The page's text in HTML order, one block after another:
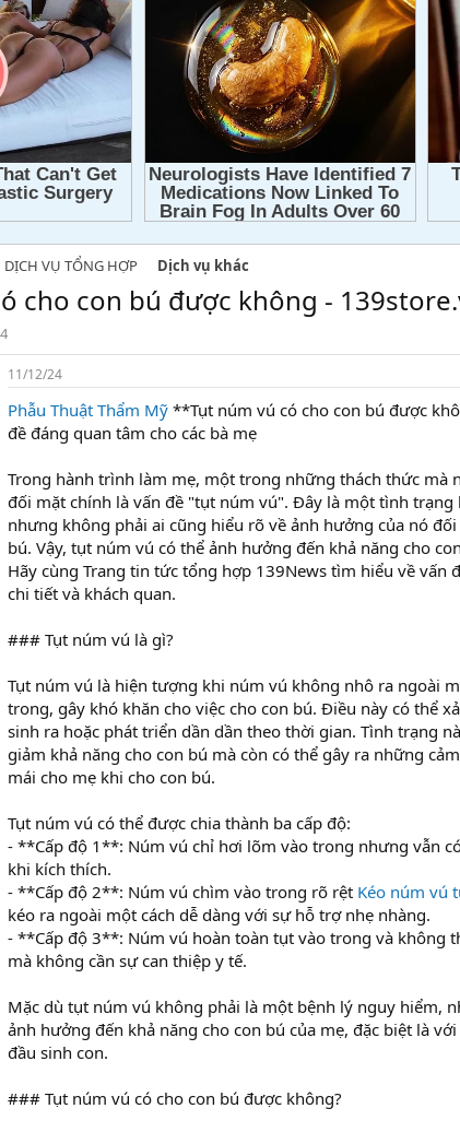
VỤ TỔNG HỢP Dịch vụ khác
cho con bú được không -
11/12/24
Phẫu Thuật Thẩm Mỹ **Tụt núm vú có cho con bú được
đề đáng quan tâm cho các bà mẹ
Trong hành trình làm mẹ, một trong những thách thức mà
đối mặt chính là vấn đề "tụt núm vú". Đây là một tình trạng
nhưng không phải ai cũng hiểu rõ về ảnh hưởng của nó
bú. Vậy, tụt núm vú có thể ảnh hưởng đến khả năng cho
Hãy cùng Trang tin tức tổng hợp 139News tìm hiểu về vấn
chi tiết và khách quan.
### Tụt núm vú là gì?
Tụt núm vú là hiện tượng khi núm vú không nhô ra ngoài
trong, gây khó khăn cho việc cho con bú. Điều này có thể
sinh ra hoặc phát triển dần dần theo thời gian. Tình trạng
giảm khả năng cho con bú mà còn có thể gây ra những
mái cho mẹ khi cho con bú.
Tụt núm vú có thể được chia thành ba cấp độ:
- **Cấp độ 1**: Núm vú chỉ hơi lõm vào trong nhưng vẫn
khi kích thích.
- **Cấp độ 2**: Núm vú chìm vào trong rõ rệt Kéo núm vú
kéo ra ngoài một cách dễ dàng với sự hỗ trợ nhẹ nhàng.
- **Cấp độ 3**: Núm vú hoàn toàn tụt vào trong và không
mà không cần sự can thiệp y tế.
Mặc dù tụt núm vú không phải là một bệnh lý nguy hiểm,
ảnh hưởng đến khả năng cho con bú của mẹ, đặc biệt là
đầu sinh con.
### Tụt núm vú có cho con bú được không?